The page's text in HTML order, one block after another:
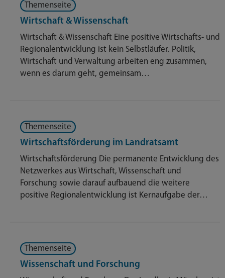
Themenseite
Wirtschaft & Wissenschaft
Wirtschaft & Wissenschaft Eine positive Wirtschafts- und
Regionalentwicklung ist kein Selbstläufer. Politik,
Wirtschaft und Verwaltung arbeiten eng zusammen,
wenn es darum geht, gemeinsam…
Themenseite
Wirtschaftsförderung im Landratsamt
Wirtschaftsförderung Die permanente Entwicklung des
Netzwerkes aus Wirtschaft, Wissenschaft und
Forschung sowie darauf aufbauend die weitere
positive Regionalentwicklung ist Kernaufgabe der…
Themenseite
Wissenschaft und Forschung